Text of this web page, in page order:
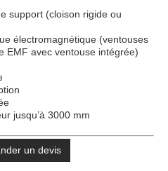
support (cloison rigide ou
électromagnétique (ventouses
EMF avec ventouse intégrée)
jusqu’à 3000 mm
un devis